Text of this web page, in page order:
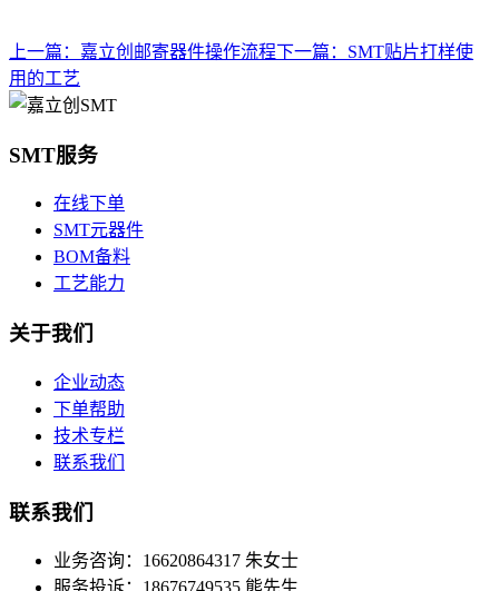
上一篇： 嘉立创邮寄器件操作流程下一篇： SMT贴片打样使
用的工艺
SMT服务
在线下单
SMT元器件
BOM备料
工艺能力
关于我们
企业动态
下单帮助
技术专栏
联系我们
联系我们
业务咨询：16620864317 朱女士